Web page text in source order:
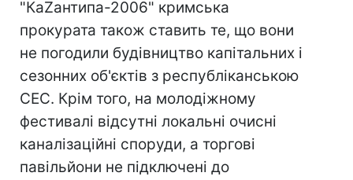
"КаZантипа-2006" кримська
прокурата також ставить те, що вони
не погодили будівництво капітальних і
сезонних об'єктів з республіканською
СЕС. Крім того, на молодіжному
фестивалі відсутні локальні очисні
каналізаційні споруди, а торгові
павільйони не підключені до